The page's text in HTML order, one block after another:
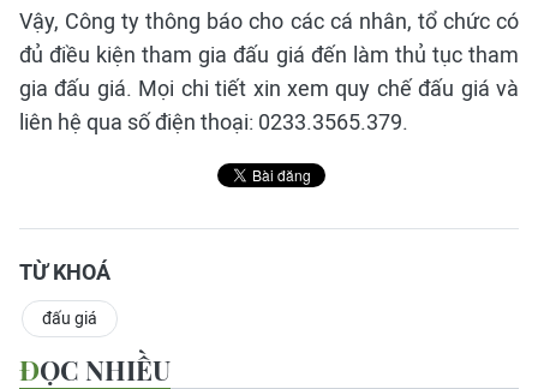
Vậy, Công ty thông báo cho các cá nhân, tổ chức có
đủ điều kiện tham gia đấu giá đến làm thủ tục tham
gia đấu giá. Mọi chi tiết xin xem quy chế đấu giá và
liên hệ qua số điện thoại: 0233.3565.379.
TỪ KHOÁ
đấu giá
ĐỌC NHIỀU